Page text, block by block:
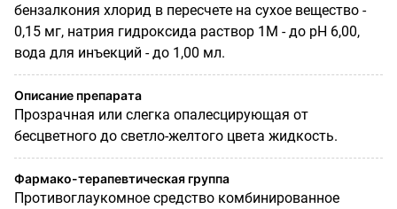
бензалкония хлорид в пересчете на сухое вещество -
0,15 мг, натрия гидроксида раствор 1М - до pH 6,00,
вода для инъекций - до 1,00 мл.
Описание препарата
Прозрачная или слегка опалесцирующая от
бесцветного до светло-желтого цвета жидкость.
Фармако-терапевтическая группа
Противоглаукомное средство комбинированное